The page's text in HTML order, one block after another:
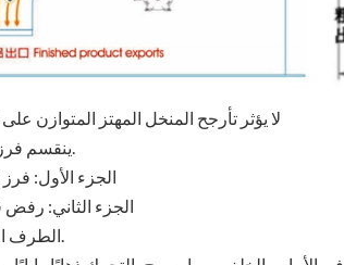
1. لا يؤثر تأرجح المنخل المهتز المتوازن
الجزء الأول: فرز
الجزء الثاني: